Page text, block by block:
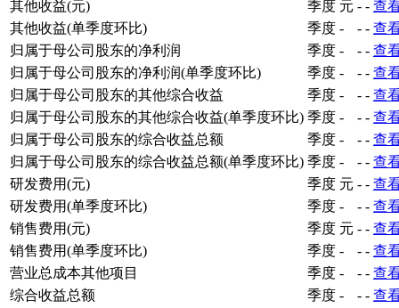
其他收益(元)
季度 元 - - 查
其他收益(单季度环比)
季度 - - - 查
归属于母公司股东的净利润
季度 - - - 查
归属于母公司股东的净利润(单季度环比)
季度 - - - 查
归属于母公司股东的其他综合收益
季度 - - - 查
归属于母公司股东的其他综合收益(单季度环比) 季度 - - - 查
归属于母公司股东的综合收益总额
季度 - - - 查
归属于母公司股东的综合收益总额(单季度环比) 季度 - - - 查
研发费用(元)
季度 元 - - 查
研发费用(单季度环比)
季度 - - - 查
销售费用(元)
季度 元 - - 查
销售费用(单季度环比)
季度 - - - 查
营业总成本其他项目
季度 - - - 查
综合收益总额
季度 - - - 查